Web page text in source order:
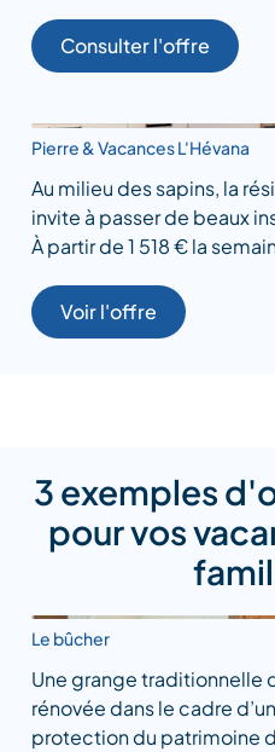
Consulter l'offre
Pierre & Vacances L'Hévana
Au milieu des sapins, la
invite à passer de beaux
À partir de 1 518 € la
Voir l'offre
3 exemples
pour vos
Le bûcher
Une grange traditionnelle
rénovée dans le cadre
protection du patrimoine